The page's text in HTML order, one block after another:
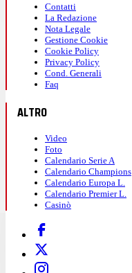
Contatti
La Redazione
Nota Legale
Gestione Cookie
Cookie Policy
Privacy Policy
Cond. Generali
Faq
ALTRO
Video
Foto
Calendario Serie A
Calendario Champions
Calendario Europa L.
Calendario Premier L.
Casinò